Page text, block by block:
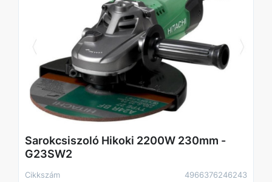
Sarokcsiszoló Hikoki 2200W 230mm -
G23SW2
Cikkszám
4966376246243